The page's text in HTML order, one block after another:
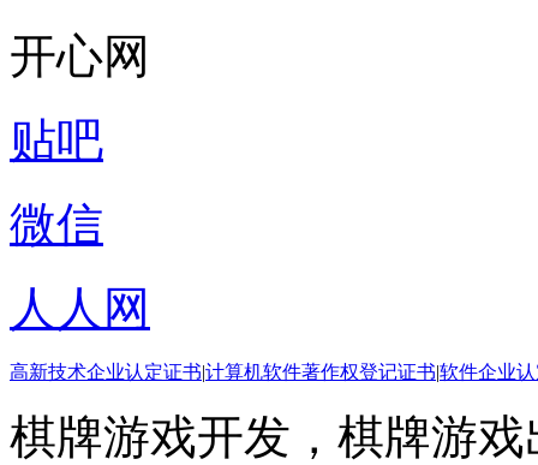
开心网
贴吧
微信
人人网
高新技术企业认定证书|计算机软件著作权登记证书|软件企业
棋牌游戏开发，棋牌游